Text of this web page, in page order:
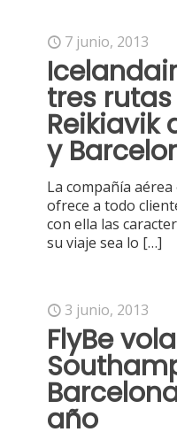
7 junio, 2013
tres
Reikiavik
y
La compañía
ofrece a todo
con ella las
su viaje sea lo […]
3 junio, 2013
FlyBe
año